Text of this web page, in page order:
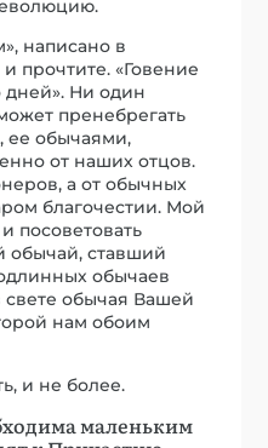
написано в
прочтите. «Говение
дней». Ни один
пренебрегать
ее обычаями,
от наших отцов.
а от обычных
благочестии. Мой
посоветовать
обычай, ставший
обычаев
обычая Вашей
нам обоим
и не более.
маленьким